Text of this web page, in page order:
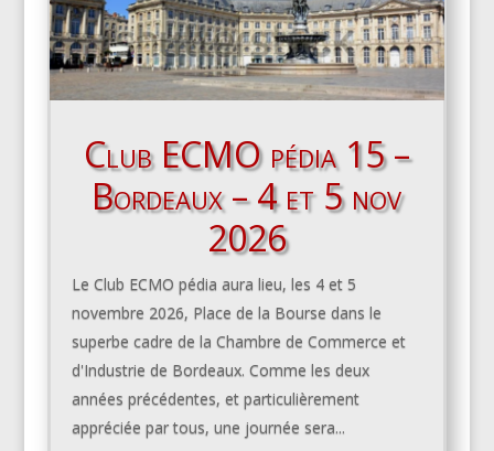
Club ECMO pédia 15 –
Bordeaux – 4 et 5 nov
2026
Le Club ECMO pédia aura lieu, les 4 et 5
novembre 2026, Place de la Bourse dans le
superbe cadre de la Chambre de Commerce et
d'Industrie de Bordeaux. Comme les deux
années précédentes, et particulièrement
appréciée par tous, une journée sera...